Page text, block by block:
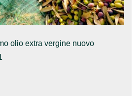
olio extra vergine nuovo